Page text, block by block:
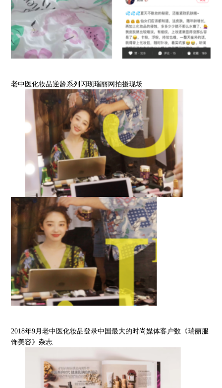
老中医化妆品逆龄系列闪现瑞丽网拍摄现场
2018年9月老中医化妆品登录中国最大的时尚媒体客户数《瑞丽服
饰美容》杂志